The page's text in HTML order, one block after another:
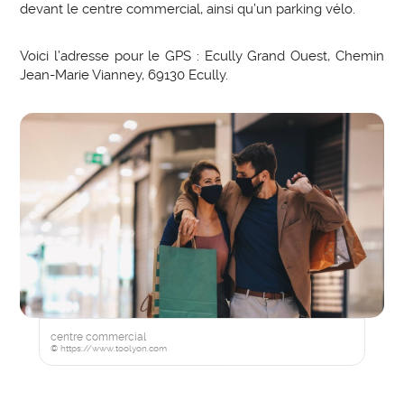
devant le centre commercial, ainsi qu’un parking vélo.
Voici l’adresse pour le GPS : Ecully Grand Ouest, Chemin
Jean-Marie Vianney, 69130 Ecully.
centre commercial
© https://www.toolyon.com